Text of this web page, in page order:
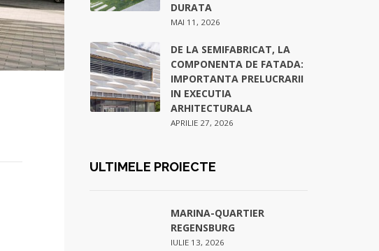
DURATA
MAI 11, 2026
DE LA SEMIFABRICAT, LA
COMPONENTA DE FATADA:
IMPORTANTA PRELUCRARII
IN EXECUTIA
ARHITECTURALA
APRILIE 27, 2026
ULTIMELE PROIECTE
MARINA-QUARTIER
REGENSBURG
IULIE 13, 2026